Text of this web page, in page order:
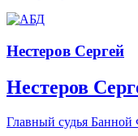
Нестеров Сергей
Нестеров
Главный судья Банной